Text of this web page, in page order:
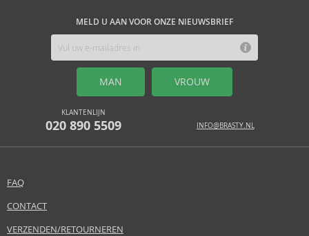
MELD U AAN VOOR ONZE NIEUWSBRIEF
MAN VROUW
KLANTENLIJN
020 890 5509 INFO@BRASTY.NL
FAQ
CONTACT
VERZENDEN/RETOURNEREN